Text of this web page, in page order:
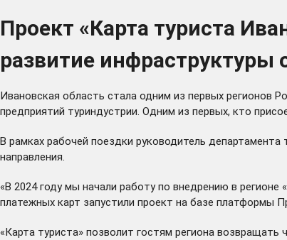
Проект «Карта туриста
развитие инфраструктуры
Ивановская область стала одним из первых регионов
предприятий туриндустрии. Одним из первых, кто
В рамках рабочей поездки руководитель
направления.
«В 2024 году мы начали работу по внедрению в
платежных карт запустили проект на базе платформы
«Карта туриста» позволит гостям региона возвращать